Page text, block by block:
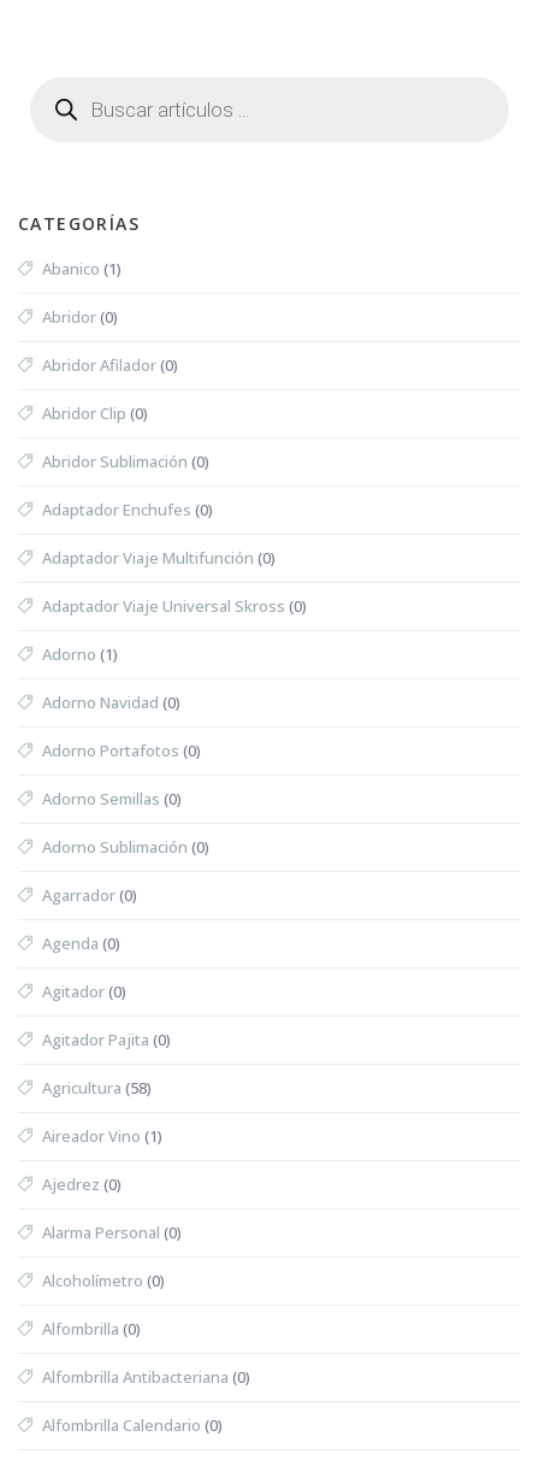
CATEGORÍAS
Abanico (1)
Abridor(0)
Abridor Afilador(0)
Abridor Clip (0)
Abridor Sublimación (0)
Adaptador Enchufes (0)
Adaptador Viaje Multifunción (0)
Adaptador Viaje Universal Skross (0)
Adorno (1)
Adorno Navidad (0)
Adorno Portafotos (0)
Adorno Semillas (0)
Adorno Sublimación (0)
Agarrador(0)
Agenda (0)
Agitador(0)
Agitador Pajita (0)
Agricultura (58)
Aireador Vino (1)
Ajedrez (0)
Alarma Personal (0)
Alcoholímetro (0)
Alfombrilla (0)
Alfombrilla Antibacteriana (0)
Alfombrilla Calendario (0)